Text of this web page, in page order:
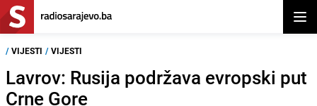
/ VIJESTI / VIJESTI
Lavrov: Rusija podržava evropski put
Crne Gore